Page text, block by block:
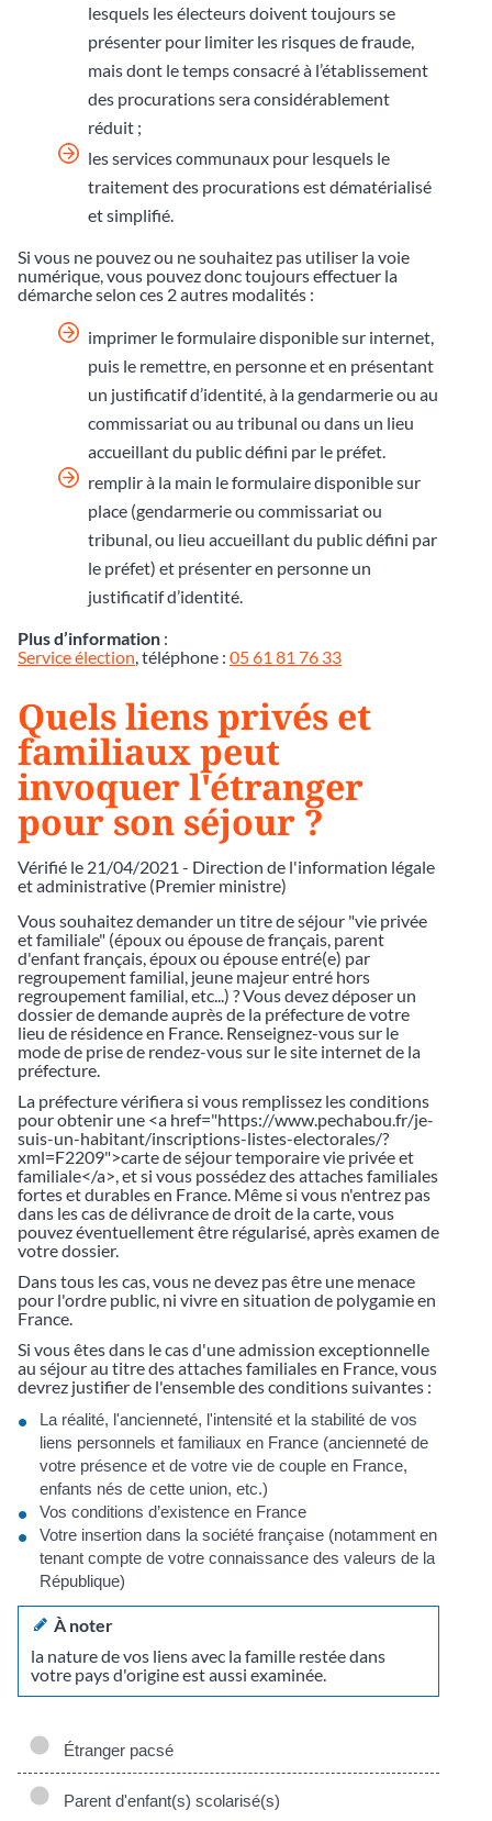
lesquels les électeurs doivent toujours se
présenter pour limiter les risques de fraude,
mais dont le temps consacré à l’établissement
des procurations sera considérablement
réduit ;
les services communaux pour lesquels le
traitement des procurations est dématérialisé
et simplifié.
Si vous ne pouvez ou ne souhaitez pas utiliser la voie
numérique, vous pouvez donc toujours effectuer la
démarche selon ces 2 autres modalités :
imprimer le formulaire disponible sur internet,
puis le remettre, en personne et en présentant
un justificatif d’identité, à la gendarmerie ou au
commissariat ou au tribunal ou dans un lieu
accueillant du public défini par le préfet.
remplir à la main le formulaire disponible sur
place (gendarmerie ou commissariat ou
tribunal, ou lieu accueillant du public défini par
le préfet) et présenter en personne un
justificatif d’identité.
Plus d’information :
Service élection , téléphone : 05 61 81 76 33
Quels liens privés et
familiaux peut
invoquer l'étranger
pour son séjour ?
Vérifié le 21/04/2021 - Direction de l'information légale
et administrative (Premier ministre)
Vous souhaitez demander un titre de séjour "vie privée
et familiale" (époux ou épouse de français, parent
d'enfant français, époux ou épouse entré(e) par
regroupement familial, jeune majeur entré hors
regroupement familial, etc...) ? Vous devez déposer un
dossier de demande auprès de la préfecture de votre
lieu de résidence en France. Renseignez-vous sur le
mode de prise de rendez-vous sur le site internet de la
préfecture.
La préfecture vérifiera si vous remplissez les conditions
pour obtenir une <a href="https://www.pechabou.fr/je-
suis-un-habitant/inscriptions-listes-electorales/?
xml=F2209">carte de séjour temporaire vie privée et
familiale</a>, et si vous possédez des attaches familiales
fortes et durables en France. Même si vous n'entrez pas
dans les cas de délivrance de droit de la carte, vous
pouvez éventuellement être régularisé, après examen de
votre dossier.
Dans tous les cas, vous ne devez pas être une menace
pour l'ordre public, ni vivre en situation de polygamie en
France.
Si vous êtes dans le cas d'une admission exceptionnelle
au séjour au titre des attaches familiales en France, vous
devrez justifier de l'ensemble des conditions suivantes :
La réalité, l'ancienneté, l'intensité et la stabilité de vos
liens personnels et familiaux en France (ancienneté de
votre présence et de votre vie de couple en France,
enfants nés de cette union, etc.)
Vos conditions d’existence en France
Votre insertion dans la société française (notamment en
tenant compte de votre connaissance des valeurs de la
République)
À noter
la nature de vos liens avec la famille restée dans
votre pays d'origine est aussi examinée.
Étranger pacsé
Parent d'enfant(s) scolarisé(s)